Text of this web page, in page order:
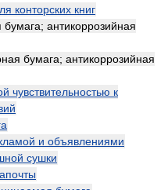
конторских книг
антикоррозийная
бумага; антикоррозийная
чувствительностью к
и объявлениями
сушки